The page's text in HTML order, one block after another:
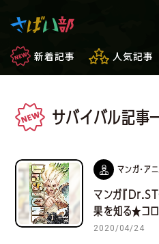
新着記事 人気記事
マンガ・アニメ
ゲーム
もしもの場合
サバイバルゲーム
サバイバル記事
マンガ・ア
マンガ『
果を知る★コロ
2020/04/24